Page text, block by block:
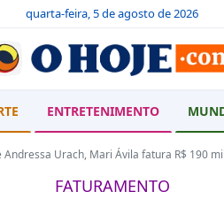
quarta-feira, 5 de agosto de 2026
ENTRETENIMENTO
Andressa Urach, Mari Ávila fatura R$ 190
FATURAMENTO